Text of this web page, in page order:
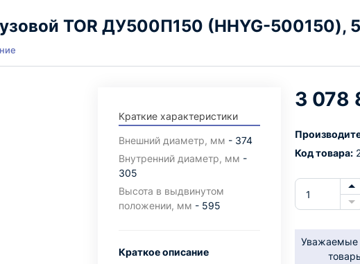
TOR ДУ500П150 (HHYG-500150),
Краткие характеристики
Внешний диаметр, мм - 374
Внутренний диаметр, мм -
305
Высота в выдвинутом
положении, мм - 595
Краткое описание
3 078
Код товара:
Уважаемые